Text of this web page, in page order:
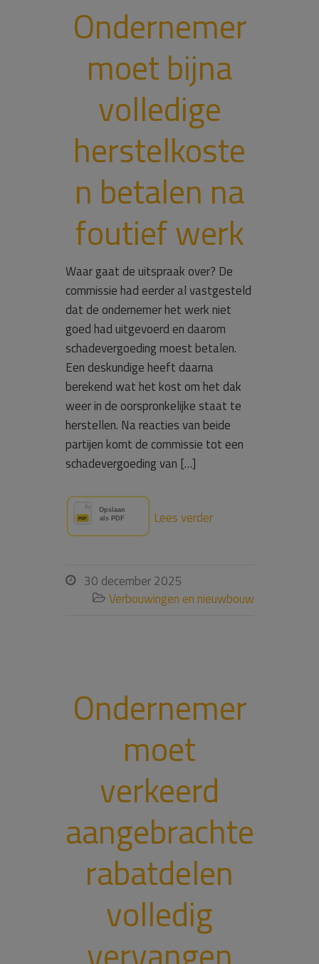
Ondernemer
moet bijna
volledige
herstelkoste
n betalen na
foutief werk
Waar gaat de uitspraak over? De
commissie had eerder al vastgesteld
dat de ondernemer het werk niet
goed had uitgevoerd en daarom
schadevergoeding moest betalen.
Een deskundige heeft daarna
berekend wat het kost om het dak
weer in de oorspronkelijke staat te
herstellen. Na reacties van beide
partijen komt de commissie tot een
schadevergoeding van […]
Lees verder
 30 december 2025
 Verbouwingen en nieuwbouw
Ondernemer
moet
verkeerd
aangebrachte
rabatdelen
volledig